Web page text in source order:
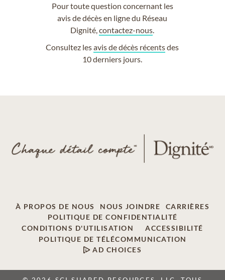
Pour toute question concernant les
avis de décès en ligne du Réseau
Dignité,contactez-nous
Consultez lesavis de décès récentsdes
10 derniers jours.
À PROPOS DE NOUS NOUS JOINDRE
CARRIÈRES
POLITIQUE DE CONFIDENTIALITÉ
CONDITIONS D'UTILISATION
ACCESSIBILITÉ
POLITIQUE DE TÉLÉCOMMUNICATION
AD CHOICES